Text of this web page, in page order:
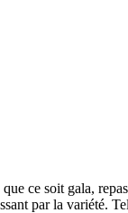
ce soit gala,
par la variété.